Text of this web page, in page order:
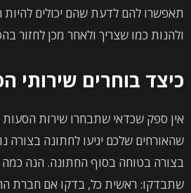
תאפשרו להם לדעת שהם יכולים להיות
ולהנות כמו שצריך ולאחר מכן לחזור
כיצד בוחרים שירותי
אין ספק שכדאי שתבחרו שירות
שהאורחים שלכם יגיעו לחתונה בצורה
בצורה בטוחה בסוף החתונה. הנה
שתבדקו: ראשית כל, בדקו אם חברת